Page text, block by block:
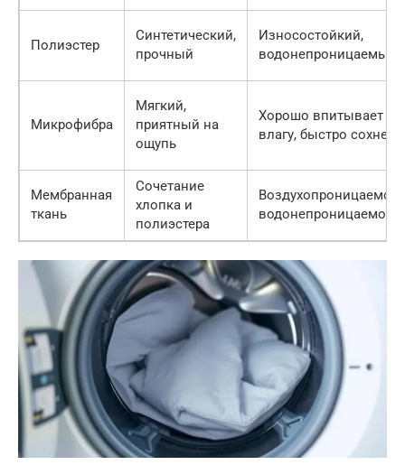
Полиэстер
Синтетический,
прочный
Износостойкий,
водонепроницаемый
Микрофибра
Мягкий,
приятный на
ощупь
Хорошо впитывает
влагу, быстро сохнет
Мембранная
ткань
Сочетание
хлопка и
полиэстера